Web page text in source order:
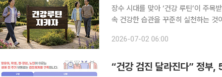
장수 시대를 맞아 ‘건강 루틴’이 주목
속 건강한 습관을 꾸준히 실천하는
호 인터뷰 참고)는 퇴직 후 50대에 지
2026-07-02 06:00
“건강 검진 달라진다” 정부,